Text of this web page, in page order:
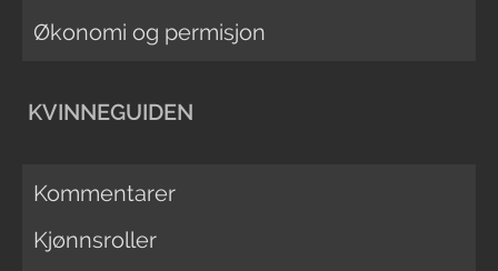
Økonomi og permisjon
KVINNEGUIDEN
Kommentarer
Kjønnsroller